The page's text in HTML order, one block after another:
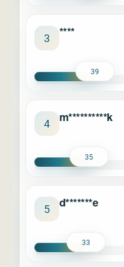
3 ****
39
4 m**********k
35
5 d*******e
33